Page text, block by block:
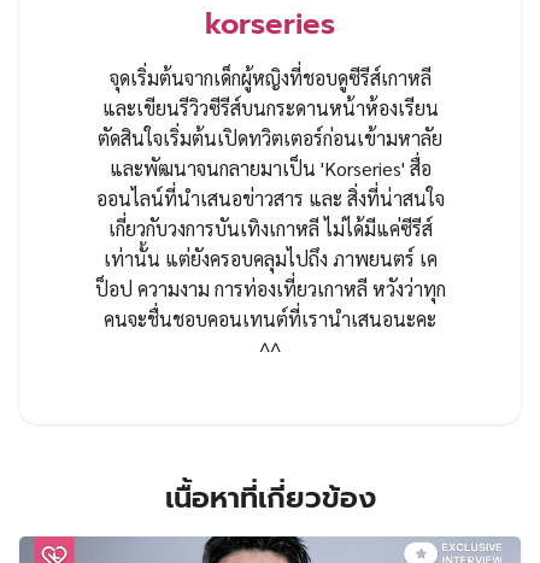
korseries
จุดเริ่มต้นจากเด็กผู้หญิงที่ชอบดูซีรีส์เกาหลี
และเขียนรีวิวซีรีส์บนกระดานหน้าห้องเรียน
ตัดสินใจเริ่มต้นเปิดทวิตเตอร์ก่อนเข้ามหาลัย
และพัฒนาจนกลายมาเป็น 'Korseries' สื่อ
ออนไลน์ที่นำเสนอข่าวสาร และ สิ่งที่น่าสนใจ
เกี่ยวกับวงการบันเทิงเกาหลี ไม่ได้มีแค่ซีรีส์
เท่านั้น แต่ยังครอบคลุมไปถึง ภาพยนตร์ เค
ป็อป ความงาม การท่องเที่ยวเกาหลี หวังว่าทุก
คนจะชื่นชอบคอนเทนต์ที่เรานำเสนอนะคะ
^^
เนื้อหาที่เกี่ยวข้อง